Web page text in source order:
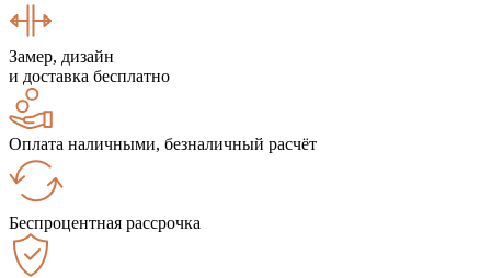
Замер, дизайн
и доставка бесплатно
Оплата наличными, безналичный расчёт
Беспроцентная рассрочка